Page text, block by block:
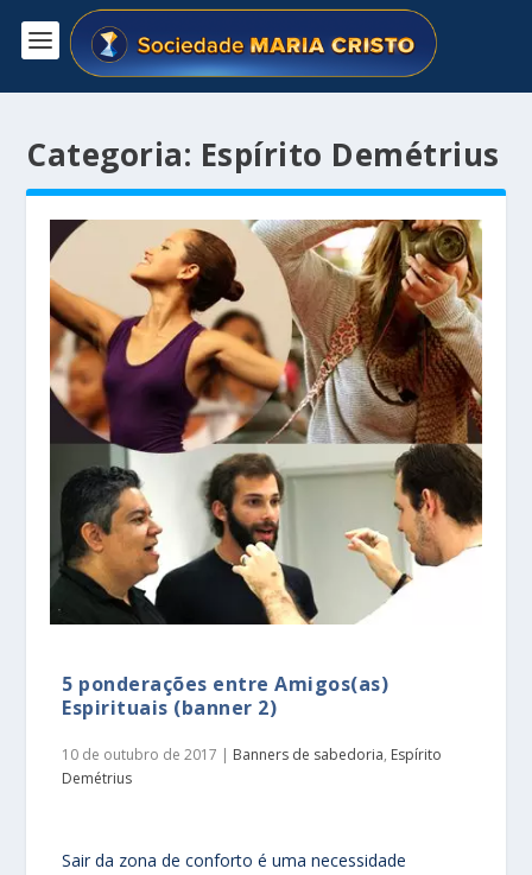
Categoria: Espírito Demétrius
5 ponderações entre Amigos(as)
Espirituais (banner 2)
10 de outubro de 2017 | Banners de sabedoria, Espírito
Demétrius
Sair da zona de conforto é uma necessidade